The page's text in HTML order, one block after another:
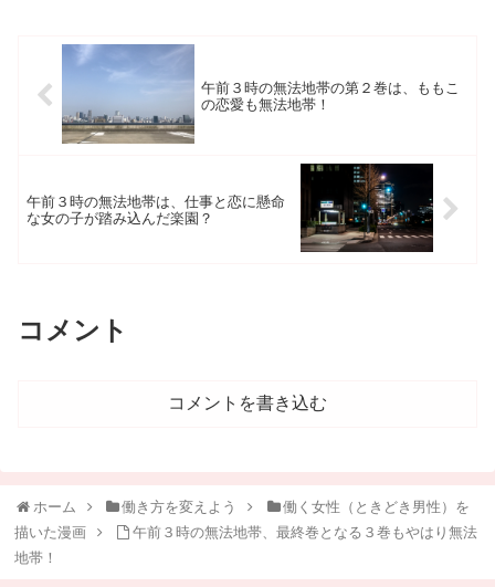
午前３時の無法地帯の第２巻は、ももこ
の恋愛も無法地帯！
午前３時の無法地帯は、仕事と恋に懸命
な女の子が踏み込んだ楽園？
コメント
コメントを書き込む
ホーム 働き方を変えよう
働く女性（ときどき男性）を
描いた漫画
午前３時の無法地帯、最終巻となる３巻もやはり無法
地帯！